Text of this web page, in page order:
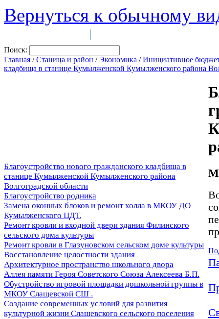
Вернуться к обычному
|
Поиск:
Главная /Станица и район /Экономика /Инициативное
кладбища в станице Кумылженской Кумылженского района
Благоустройство нового гражданского кладбища в
станице Кумылженской Кумылженского района
Волгоградской области
Благоустройство родника
Замена оконных блоков и ремонт холла в МКОУ ДО
Кумылженского ЦДТ.
Ремонт кровли и входной двери здания Филинского
сельского дома культуры
Ремонт кровли в Глазуновском сельском доме культуры
Восстановление целостности здания
Архитектурное пространство школьного двора
Аллея памяти Героя Советского Союза Алексеева Б.П.
Обустройство игровой площадки дошкольной группы в
МКОУ Слащевской СШ .
Создание современных условий для развития
культурной жизни Слащевского сельского поселения